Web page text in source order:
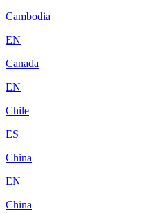
Cambodia
EN
Canada
EN
Chile
ES
China
EN
China